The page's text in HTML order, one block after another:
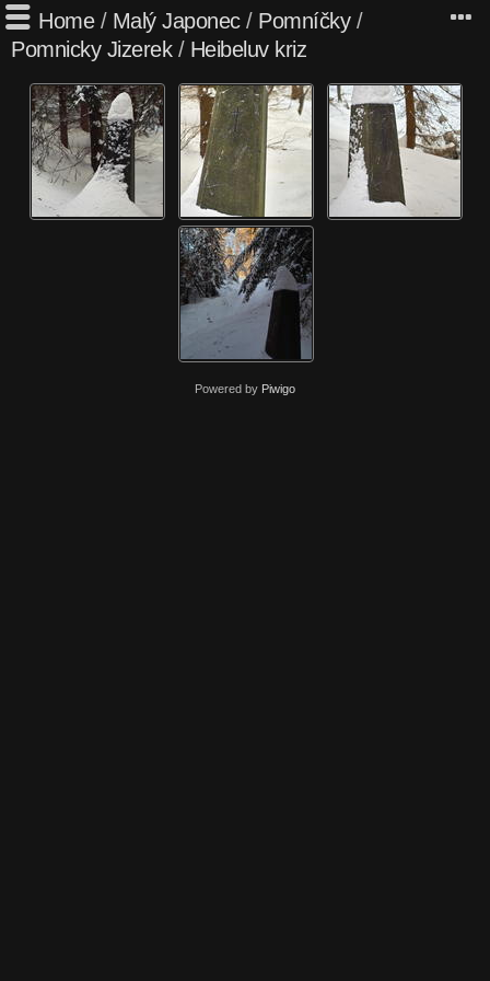
Home/ Malý Japonec/ Pomníčky/
Pomnicky Jizerek/ Heibeluv kriz
Powered by Piwigo